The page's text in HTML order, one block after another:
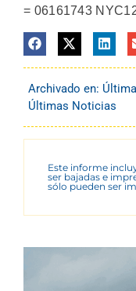
= 06161743
Archivado en:
Últimas Noticias
Este informe
ser bajadas e
sólo pueden ser